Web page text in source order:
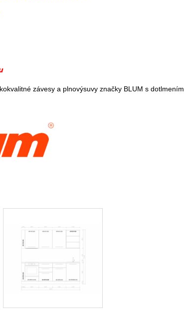
závesy a plnovýsuvy značky BLUM s dotlmením